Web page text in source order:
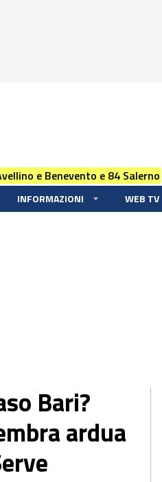
e Benevento e 84 Salerno
INFORMAZIONI WEB TV
Bari?
ardua